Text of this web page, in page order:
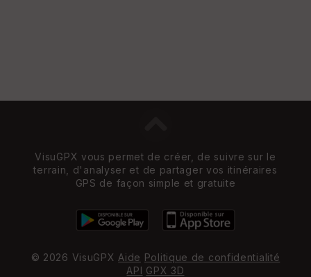
VisuGPX vous permet de créer, de suivre sur le
terrain, d'analyser et de partager vos itinéraires
GPS de façon simple et gratuite
© 2026 VisuGPX Aide Politique de confidentialité
API GPX 3D